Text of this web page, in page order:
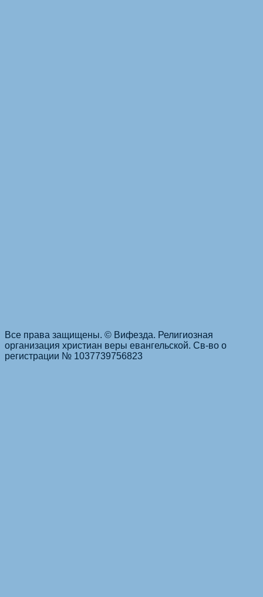
Все права защищены. © Вифезда. Религиозная
организация христиан веры евангельской. Св-во о
регистрации № 1037739756823